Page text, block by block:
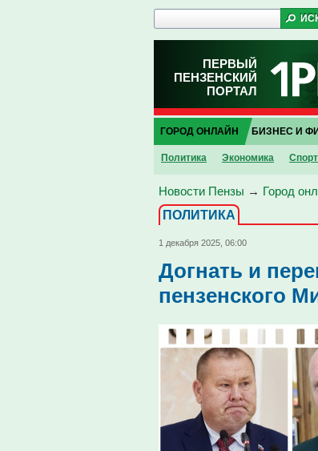
ПЕРВЫЙ
ПЕНЗЕНСКИЙ
ПОРТАЛ
ГОРОД ОНЛАЙН
Политика Экономика Спорт
БИЗНЕС И
Новости Пензы → Город
ПОЛИТИКА
1 декабря 2025, 06:00
Догнать и
пензенского